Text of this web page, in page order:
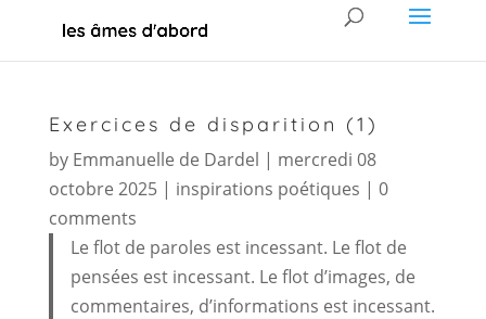
Exercices de disparition (1)
by Emmanuelle de Dardel | mercredi 08
octobre 2025| inspirations poétiques | 0
comments
Le flot de paroles est incessant. Le flot de
pensées est incessant. Le flot d’images, de
commentaires, d’informations est incessant.